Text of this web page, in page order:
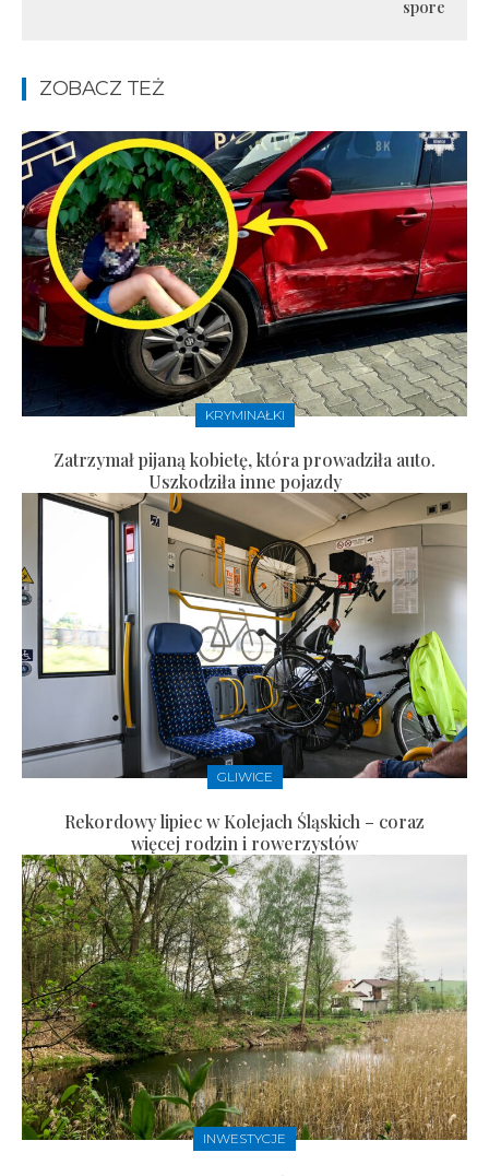
spore
ZOBACZ TEŻ
KRYMINAŁKI
Zatrzymał pijaną kobietę, która prowadziła auto.
Uszkodziła inne pojazdy
GLIWICE
Rekordowy lipiec w Kolejach Śląskich – coraz
więcej rodzin i rowerzystów
INWESTYCJE